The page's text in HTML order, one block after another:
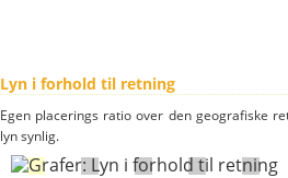
Lyn i forhold til retning
Egen placerings ratio over den geografiske
lyn synlig.